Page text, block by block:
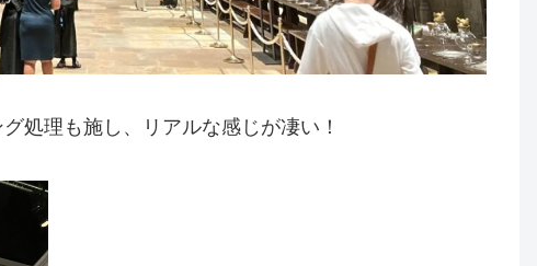
処理も施し、リアルな感じが凄い！